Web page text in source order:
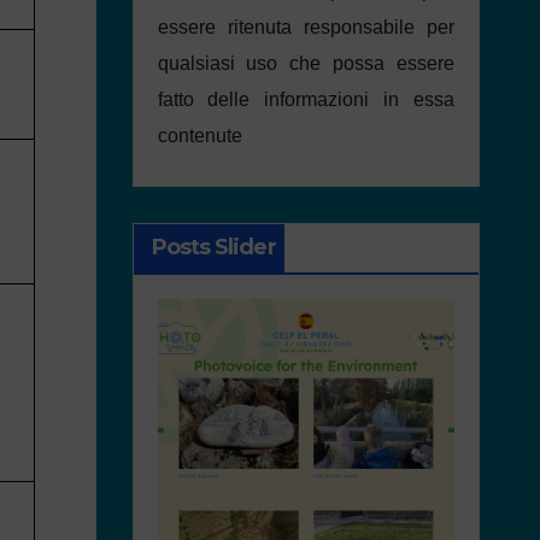
essere ritenuta responsabile per
qualsiasi uso che possa essere
fatto delle informazioni in essa
contenute
Posts Slider